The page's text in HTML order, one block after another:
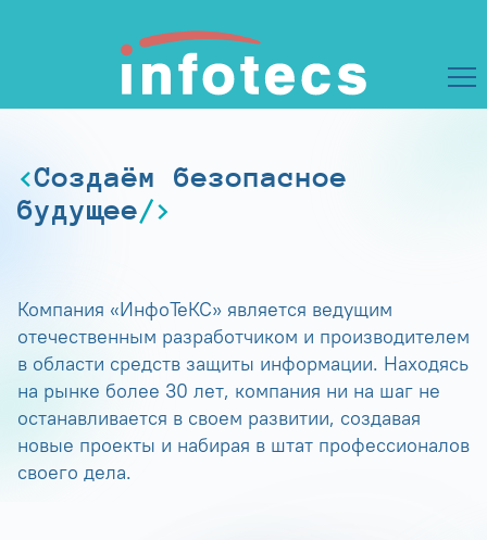
Создаём безопасное
будущее
Компания «ИнфоТеКС» является ведущим
отечественным разработчиком и производителем
в области средств защиты информации. Находясь
на рынке более 30 лет, компания ни на шаг не
останавливается в своем развитии, создавая
новые проекты и набирая в штат профессионалов
своего дела.